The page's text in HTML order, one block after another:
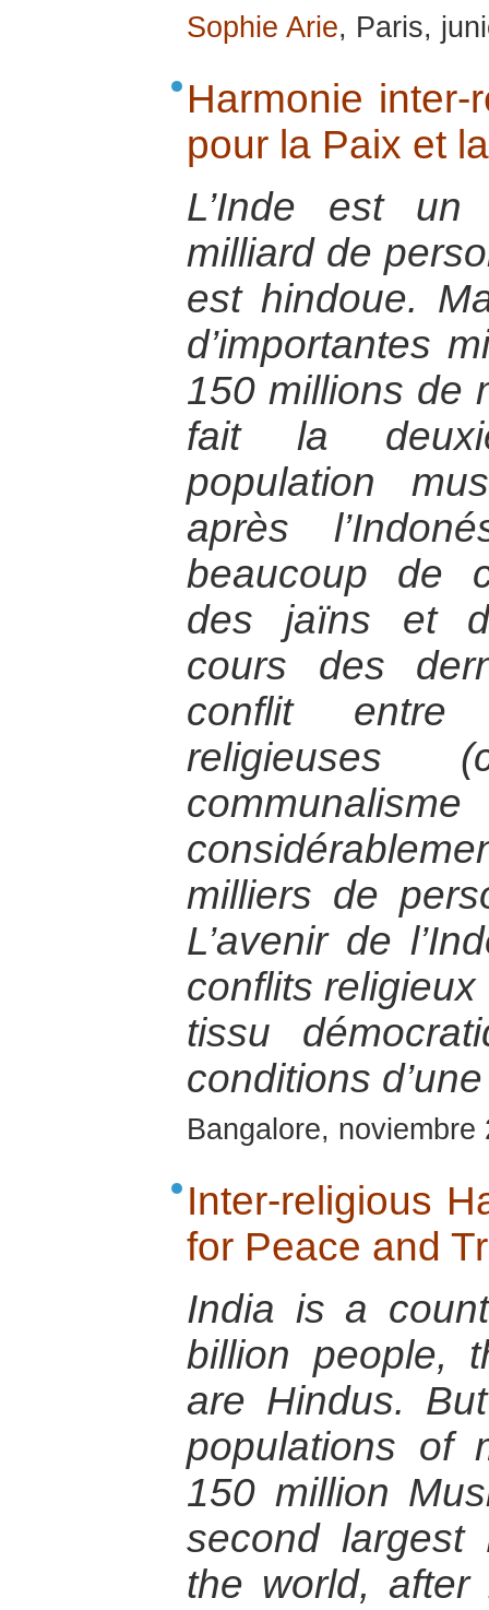
Sophie Arie, Paris,
Harmonie
pour la Paix et
L’Inde est
milliard de
est hindoue.
d’importantes
150 millions de
fait la
population
après
beaucoup de
des jaïns et
cours des
conflit entre
religieuses
milliers de
L’avenir de
conflits
tissu
conditions
Bangalore, noviembre
Inter-religious
for Peace and
India is a
billion people,
are Hindus.
populations of
150 million
second largest
the world, after